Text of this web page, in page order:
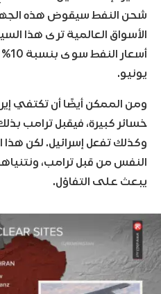
شحن النفط سيقوض هذه
الأسواق العالمية ترى هذا
يونيو.
ومن الممكن أيضًا أن تكتفي
خسائر كبيرة، فيقبل ترامب
وكذلك تفعل إسرائيل. لكن
النفس من قبل ترامب،
يبعث على التفاؤل.